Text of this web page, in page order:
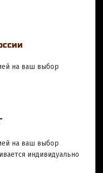
на ваш выбор
на ваш выбор
индивидуально